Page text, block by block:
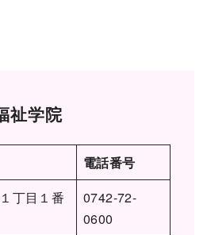
祉学院
電話番号
丁目１番
0742-72-
0600